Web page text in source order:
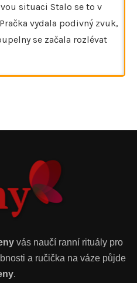
situaci Stalo se to v
vydala podivný zvuk,
se začala rozlévat
vás naučí ranní rituály pro
a ručička na váze půjde
.